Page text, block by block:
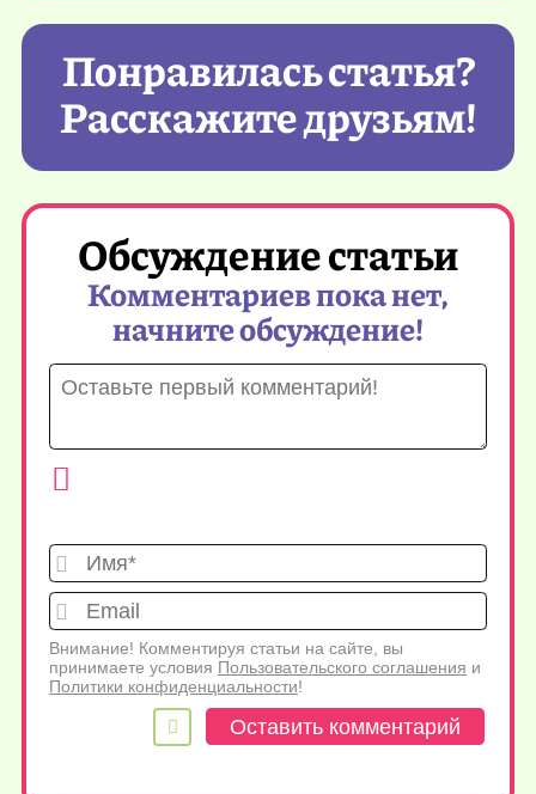
Понравилась статья?
Расскажите друзьям!
Обсуждение статьи
Комментариев пока нет,
начните обсуждение!
Имя*
Внимание! Комментируя статьи на сайте, вы
принимаете условия Пользовательского соглашения и
Политики конфиденциальности!